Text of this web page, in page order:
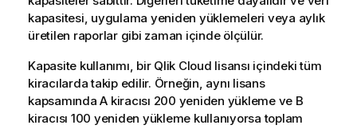
kapasitesi, uygulama yeniden yüklemeleri veya aylık
üretilen raporlar gibi zaman içinde ölçülür.
Kapasite kullanımı, bir Qlik Cloud lisansı içindeki tüm
kiracılarda takip edilir. Örneğin, aynı lisans
kapsamında A kiracısı 200 yeniden yükleme ve B
kiracısı 100 yeniden yükleme kullanıyorsa toplam